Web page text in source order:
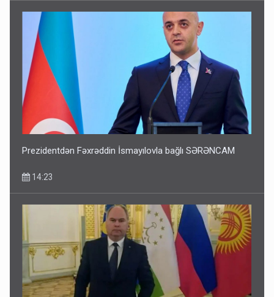
Prezidentdən Fəxrəddin İsmayılovla bağlı SƏRƏNCAM
14:23